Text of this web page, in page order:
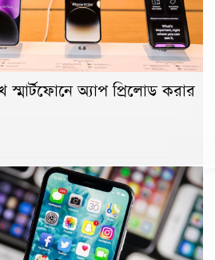
স্মার্টফোনে অ্যাপ প্রিলোড করার